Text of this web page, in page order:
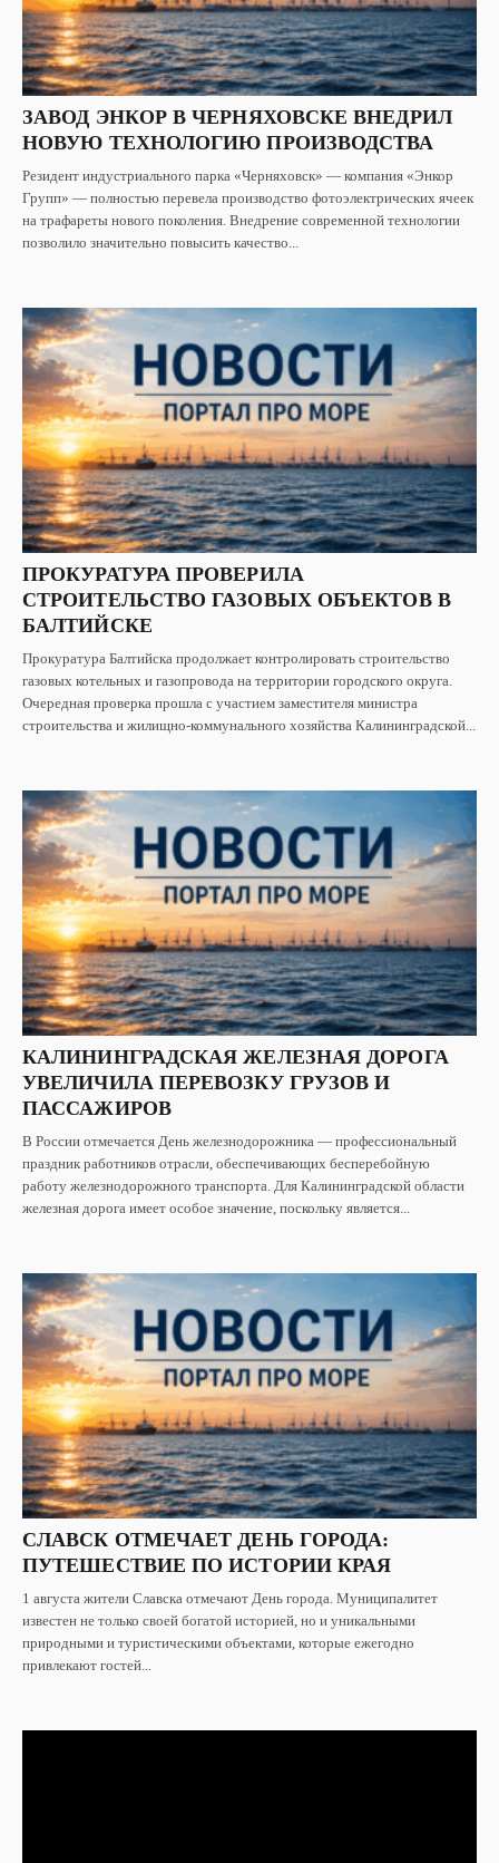
ЗАВОД ЭНКОР В ЧЕРНЯХОВСКЕ ВНЕДРИЛ
НОВУЮ ТЕХНОЛОГИЮ ПРОИЗВОДСТВА
Резидент индустриального парка «Черняховск» — компания «Энкор
Групп» — полностью перевела производство фотоэлектрических ячеек
на трафареты нового поколения. Внедрение современной технологии
позволило значительно повысить качество...
ПРОКУРАТУРА ПРОВЕРИЛА
СТРОИТЕЛЬСТВО ГАЗОВЫХ ОБЪЕКТОВ В
БАЛТИЙСКЕ
Прокуратура Балтийска продолжает контролировать строительство
газовых котельных и газопровода на территории городского округа.
Очередная проверка прошла с участием заместителя министра
строительства и жилищно-коммунального хозяйства Калининградской...
КАЛИНИНГРАДСКАЯ ЖЕЛЕЗНАЯ ДОРОГА
УВЕЛИЧИЛА ПЕРЕВОЗКУ ГРУЗОВ И
ПАССАЖИРОВ
В России отмечается День железнодорожника — профессиональный
праздник работников отрасли, обеспечивающих бесперебойную
работу железнодорожного транспорта. Для Калининградской области
железная дорога имеет особое значение, поскольку является...
СЛАВСК ОТМЕЧАЕТ ДЕНЬ ГОРОДА:
ПУТЕШЕСТВИЕ ПО ИСТОРИИ КРАЯ
1 августа жители Славска отмечают День города. Муниципалитет
известен не только своей богатой историей, но и уникальными
природными и туристическими объектами, которые ежегодно
привлекают гостей...